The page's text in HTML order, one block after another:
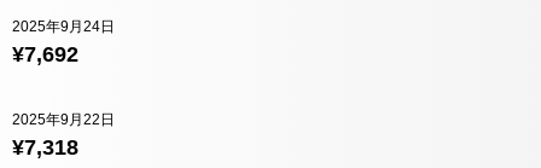
¥7,692
2025年9月24日
¥7,318
2025年9月22日